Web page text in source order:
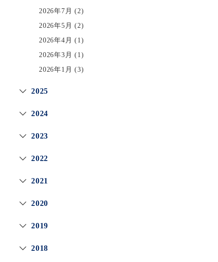
2026年7月 (2)
2026年5月 (2)
2026年4月 (1)
2026年3月 (1)
2026年1月 (3)
2025
2024
2023
2022
2021
2020
2019
2018